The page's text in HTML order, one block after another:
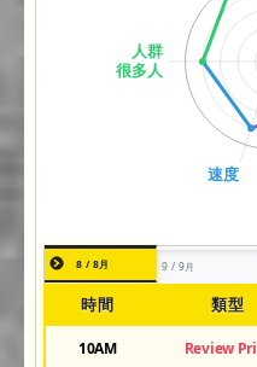
8 / 8月 9 / 9月
時間 類型
10AM Review